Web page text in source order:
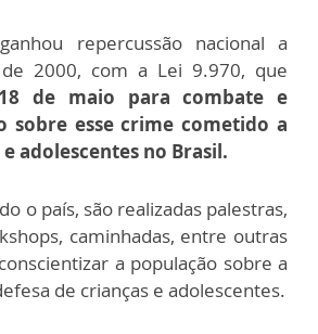
repercussão nacional a
2000, com a Lei 9.970, que
de maio para combate e
sobre esse crime cometido a
adolescentes no Brasil.
o país, são realizadas palestras,
caminhadas, entre outras
a população sobre a
de crianças e adolescentes.